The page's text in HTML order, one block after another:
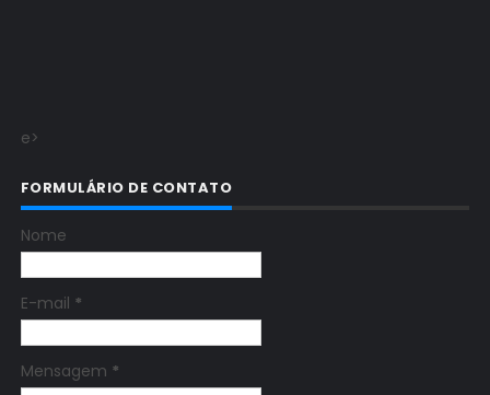
e>
FORMULÁRIO DE CONTATO
Nome
E-mail *
Mensagem *